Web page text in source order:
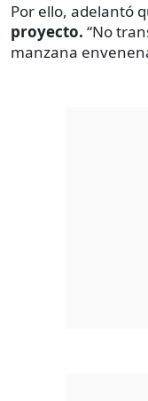
Por ello, adelantó
proyecto. “No
manzana